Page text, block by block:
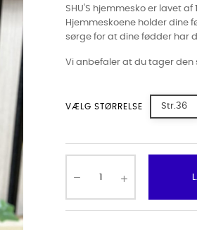
SHU'S hjemmesko er lavet af
Hjemmeskoene holder dine
sørge for at dine fødder har
Vi anbefaler at du tager den
VÆLG STØRRELSE Str.36